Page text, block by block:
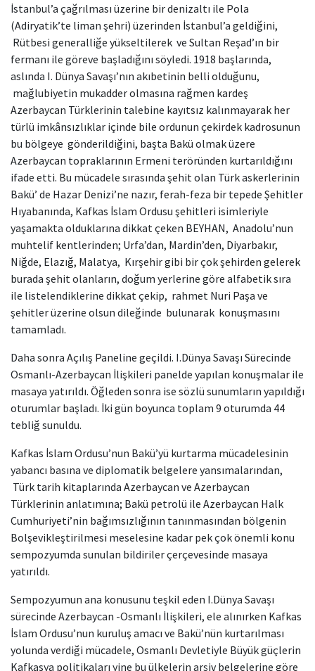
İstanbul’a çağrılması üzerine bir denizaltı ile Pola
(Adiryatik’te liman şehri) üzerinden İstanbul’a geldiğini,
Rütbesi generalliğe yükseltilerek ve Sultan Reşad’ın bir
fermanı ile göreve başladığını söyledi. 1918 başlarında,
aslında I. Dünya Savaşı’nın akıbetinin belli olduğunu,
mağlubiyetin mukadder olmasına rağmen kardeş
Azerbaycan Türklerinin talebine kayıtsız kalınmayarak her
türlü imkânsızlıklar içinde bile ordunun çekirdek kadrosunun
bu bölgeye gönderildiğini, başta Bakü olmak üzere
Azerbaycan topraklarının Ermeni teröründen kurtarıldığını
ifade etti. Bu mücadele sırasında şehit olan Türk askerlerinin
Bakü’ de Hazar Denizi’ne nazır, ferah-feza bir tepede Şehitler
Hıyabanında, Kafkas İslam Ordusu şehitleri isimleriyle
yaşamakta olduklarına dikkat çeken BEYHAN, Anadolu’nun
muhtelif kentlerinden; Urfa’dan, Mardin’den, Diyarbakır,
Niğde, Elazığ, Malatya, Kırşehir gibi bir çok şehirden gelerek
burada şehit olanların, doğum yerlerine göre alfabetik sıra
ile listelendiklerine dikkat çekip, rahmet Nuri Paşa ve
şehitler üzerine olsun dileğinde bulunarak konuşmasını
tamamladı.
Daha sonra Açılış Paneline geçildi. I.Dünya Savaşı Sürecinde
Osmanlı-Azerbaycan İlişkileri panelde yapılan konuşmalar ile
masaya yatırıldı. Öğleden sonra ise sözlü sunumların yapıldığı
oturumlar başladı. İki gün boyunca toplam 9 oturumda 44
tebliğ sunuldu.
Kafkas İslam Ordusu’nun Bakü’yü kurtarma mücadelesinin
yabancı basına ve diplomatik belgelere yansımalarından,
Türk tarih kitaplarında Azerbaycan ve Azerbaycan
Türklerinin anlatımına; Bakü petrolü ile Azerbaycan Halk
Cumhuriyeti’nin bağımsızlığının tanınmasından bölgenin
Bolşevikleştirilmesi meselesine kadar pek çok önemli konu
sempozyumda sunulan bildiriler çerçevesinde masaya
yatırıldı.
Sempozyumun ana konusunu teşkil eden I.Dünya Savaşı
sürecinde Azerbaycan -Osmanlı İlişkileri, ele alınırken Kafkas
İslam Ordusu’nun kuruluş amacı ve Bakü’nün kurtarılması
yolunda verdiği mücadele, Osmanlı Devletiyle Büyük güçlerin
Kafkasya politikaları yine bu ülkelerin arşiv belgelerine göre